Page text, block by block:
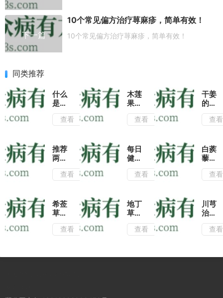
下一篇
10个常见偏方治疗荨麻疹，简单有效！
10个常见偏方治疗荨麻疹，简单有效！
同类推荐
什么
是肺
心
草?
草的
这几
种用
法治
调有
很好
用!
查看
木莲
果的
功效
与作
两种
木莲
果的
吃法
肿的
功
查看
干姜
的功
效与
的用
法良
多,
除了
外,
用来
也有
很好
效
查看
推荐
两种
五爪
风的
法,
对治
疗跌
打损
的疗
查看
每日
健
康:
学会
治疗
四肢
麻
木,
效果
查看
白蒺
藜的
功效
与作
藜搭
配这
几种
中药
肾的
查看
希莶
草如
何鉴
别?
用希
查看
地丁
草是
农村
常见
痛
查看
川芎
治疗
风热
头痛
学会
查看